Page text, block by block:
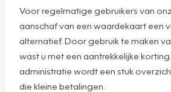
Voor regelmatige gebruikers van
aanschaf van een waardekaart een
alternatief. Door gebruik te maken
wast u met een aantrekkelijke
administratie wordt een stuk
die kleine betalingen.